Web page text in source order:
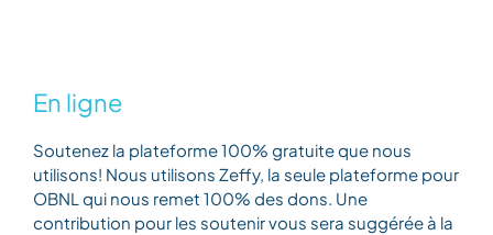
En ligne
Soutenez la plateforme 100% gratuite que nous
utilisons! Nous utilisons Zeffy, la seule plateforme pour
OBNL qui nous remet 100% des dons. Une
contribution pour les soutenir vous sera suggérée à la